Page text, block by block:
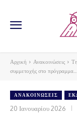
Αρχική Ανακοινώσεις
συμμετοχής στο πρόγραμμα...
ΑΝΑΚΟΙΝΏΣΕΙΣ
20 Ιανουαρίου 2026